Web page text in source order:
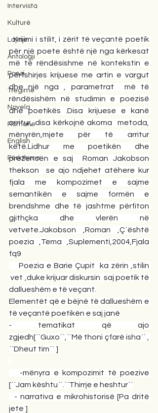
Intervista
Kulturë
Lajme
Antologji
Poezi
Tregime
Novela
Romane
English
Përkthime
Krijimi i stilit, i zërit të veçantë poetik
për një poete është një nga kërkesat
më të rëndësishme në kontekstin e
përfshirjes krijuese me artin e vargut
dhe një nga , parametrat  më të
rëndësishëm në studimin e poezisë
dhe poetikës .Disa krijuese e kanë
arritur, disa kërkojnë akoma  metoda,
mënyrën,mjete për të arritur
këtë.Lidhur me poetikën dhe
prezencën e saj  Roman Jakobson
thekson  se ajo ndjehet atëhere kur
fjala me kompozimet e sajme
semantikën e sajme formën e
brendshme dhe të jashtme përfiton
gjithçka dhe vlerën në
vetvete.Jakobson ,Roman ,Ç`është
poezia ,Tema ,Suplementi,2004,Fjala
fq9
Poezia e Barie Çupit  ka zërin ,stilin
vet ,duke krijuar diskursin  saj poetik të
dallueshëm e të veçant.
Elementët që e bëjnë të dallueshëm e
të veçantë poetikën e saj janë
- tematikat që ajo
zgjedh[``Guxo``,``Më thoni çfarë isha`` ,
``Dheut tim`` ]
-mënyra e kompozimit të poezive
[``Jam kështu``.``Thirrje e heshtur``
- narrativa e mikrohistorisë [Pa dritë
jete ]